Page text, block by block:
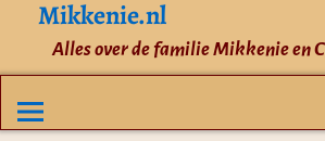
Mikkenie.nl
Alles over de familie Mikkenie en